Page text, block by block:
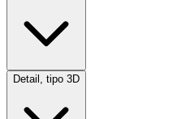
Detail, tipo 3D